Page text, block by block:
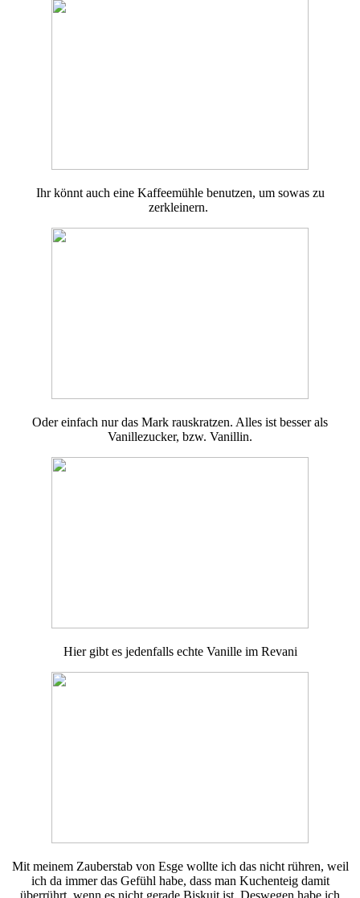
Ihr könnt auch eine Kaffeemühle benutzen, um sowas zu
zerkleinern.
Oder einfach nur das Mark rauskratzen. Alles ist besser als
Vanillezucker, bzw. Vanillin.
Hier gibt es jedenfalls echte Vanille im Revani
Mit meinem Zauberstab von Esge wollte ich das nicht rühren, weil
ich da immer das Gefühl habe, dass man Kuchenteig damit